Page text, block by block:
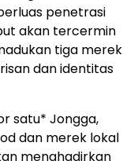
penetrasi
akan tercermin
tiga merek
dan identitas
satu* Jongga,
dan merek lokal
menghadirkan